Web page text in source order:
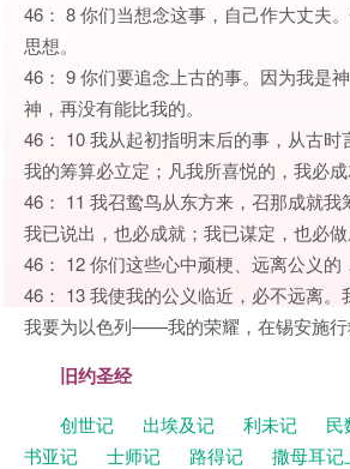
46： 8 你们当想念这事，自己作大丈夫
思想。
46： 9 你们要追念上古的事。因为我是
神，再没有能比我的。
46： 10 我从起初指明末后的事，从古时
我的筹算必立定；凡我所喜悦的，我必成
46： 11 我召鸷鸟从东方来，召那成就我
我已说出，也必成就；我已谋定，也必做
46： 12 你们这些心中顽梗、远离公义的
46： 13 我使我的公义临近，必不远离。
我要为以色列——我的荣耀，在锡安施行
旧约圣经
创世记 出埃及记 利未记 民
书亚记
士师记 路得记 撒母耳记